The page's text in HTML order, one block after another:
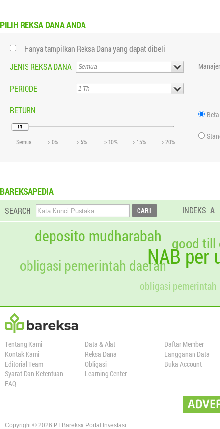
PILIH REKSA DANA ANDA
Hanya tampilkan Reksa Dana yang dapat dibeli
JENIS REKSA DANA
PERIODE
RETURN
Semua > 0% > 5% > 10% > 15% > 20%
Beta
BAREKSAPEDIA
SEARCH INDEKS A
NAB per
deposito mudharabah
obligasi pemerintah
obligasi pemerintah daerah
good till
Tentang Kami
Kontak Kami
Editorial Team
Syarat Dan Ketentuan
FAQ
Data & Alat
Reksa Dana
Obligasi
Learning Center
Daftar Member
Langganan Data
Buka Account
Copyright © 2026 PT.Bareksa Portal Investasi